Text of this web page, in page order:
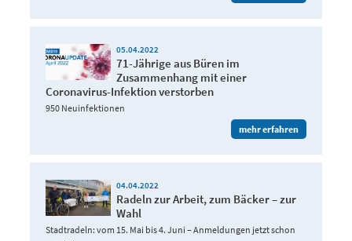
05.04.2022
71-Jährige aus Büren im
Zusammenhang mit einer
Coronavirus-Infektion verstorben
950 Neuinfektionen
mehr erfahren
04.04.2022
Radeln zur Arbeit, zum Bäcker – zur
Wahl
Stadtradeln: vom 15. Mai bis 4. Juni – Anmeldungen jetzt schon